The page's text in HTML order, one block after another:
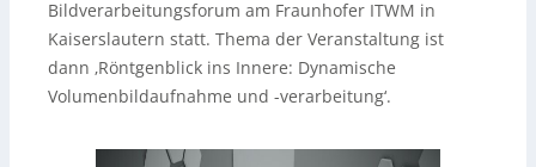
Bildverarbeitungsforum am Fraunhofer ITWM in
Kaiserslautern statt. Thema der Veranstaltung ist
dann ‚Röntgenblick ins Innere: Dynamische
Volumenbildaufnahme und -verarbeitung‘.